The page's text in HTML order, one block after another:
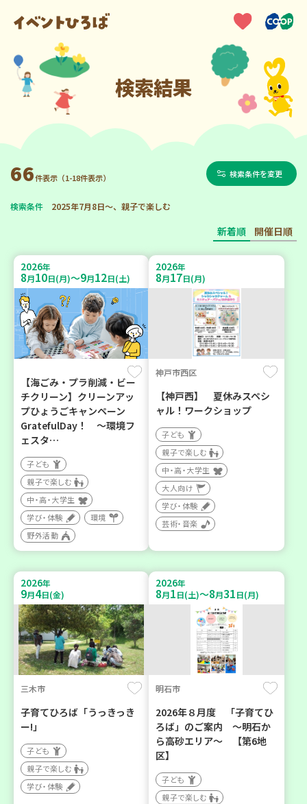
検索結果
66件表示（1-18件表示） 検索条件を変更
検索条件 2025年7月8日～、親子で楽しむ
新着順 開催日順
2026年
8月10日(月)～9月12日(土)
【海ごみ・プラ削減・ビー
チクリーン】クリーンアッ
プひょうごキャンペーン
GratefulDay！ ～環境フ
ェスタ…
子ども
親子で楽しむ
中・高・大学生
学び・体験
環境
野外活動
2026年
8月17日(月)
神戸市西区
【神戸西】 夏休みスペシ
ャル！ワークショップ
子ども
親子で楽しむ
中・高・大学生
大人向け
学び・体験
芸術・音楽
2026年
9月4日(金)
三木市
子育てひろば「うっきっき
ー!」
子ども
親子で楽しむ
学び・体験
2026年
8月1日(土)～8月31日(月)
明石市
2026年８月度 「子育てひ
ろば」のご案内 ～明石か
ら高砂エリア～ 【第6地
区】
子ども
親子で楽しむ